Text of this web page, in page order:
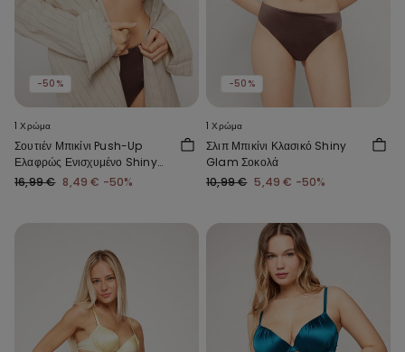
-50%
1 Χρώμα
Σουτιέν Μπικίνι Push-Up
Ελαφρώς Ενισχυμένο Shiny
Glam Σοκολά
16,99 € 8,49 € -50%
-50%
1 Χρώμα
Σλιπ Μπικίνι Κλασικό Shiny
Glam Σοκολά
10,99 € 5,49 € -50%